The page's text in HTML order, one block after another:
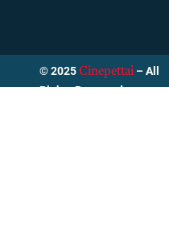
© 2025 Cinepettai – All
Rights Reserved